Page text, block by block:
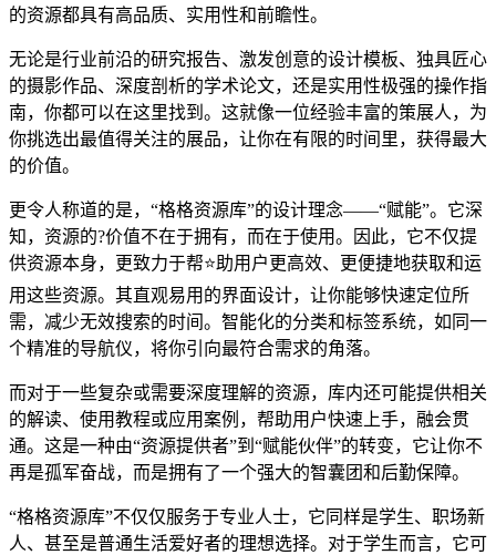
的资源都具有高品质、实用性和前瞻性。
无论是行业前沿的研究报告、激发创意的设计模板、独具匠心
的摄影作品、深度剖析的学术论文，还是实用性极强的操作指
南，你都可以在这里找到。这就像一位经验丰富的策展人，为
你挑选出最值得关注的展品，让你在有限的时间里，获得最大
的价值。
更令人称道的是，“格格资源库”的设计理念——“赋能”。它深
知，资源的?价值不在于拥有，而在于使用。因此，它不仅提
供资源本身，更致力于帮⭐助用户更高效、更便捷地获取和运
用这些资源。其直观易用的界面设计，让你能够快速定位所
需，减少无效搜索的时间。智能化的分类和标签系统，如同一
个精准的导航仪，将你引向最符合需求的角落。
而对于一些复杂或需要深度理解的资源，库内还可能提供相关
的解读、使用教程或应用案例，帮助用户快速上手，融会贯
通。这是一种由“资源提供者”到“赋能伙伴”的转变，它让你不
再是孤军奋战，而是拥有了一个强大的智囊团和后勤保障。
“格格资源库”不仅仅服务于专业人士，它同样是学生、职场新
人、甚至是普通生活爱好者的理想选择。对于学生而言，它可